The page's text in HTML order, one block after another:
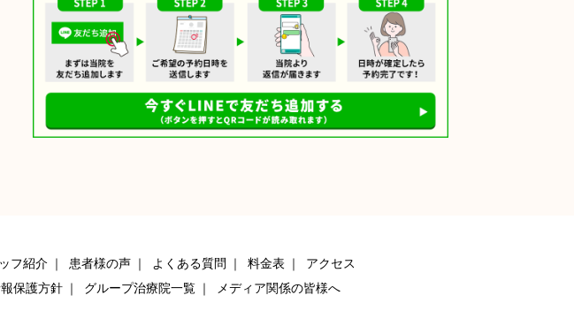
フ紹介 患者様の声 よくある質問 料金表
アクセス
保護方針 グループ治療院一覧 メディア関係の皆様へ